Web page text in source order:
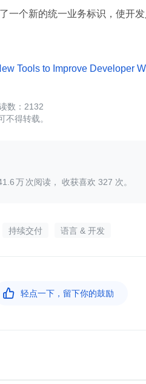
一个新的统一业务标识，使开
Tools to Improve Developer
2132
得转载。
次阅读， 收获喜欢 327 次。
持续交付 语言 & 开发
 轻点一下，留下你的鼓励